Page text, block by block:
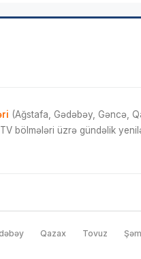
(Ağstafa, Gədəbəy, Gəncə,
bölmələri üzrə gündəlik
Qazax Tovuz